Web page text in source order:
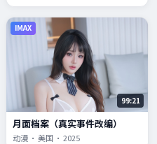
IMAX
99:21
月面档案（真实事件改编）
动漫 · 美国 · 2025